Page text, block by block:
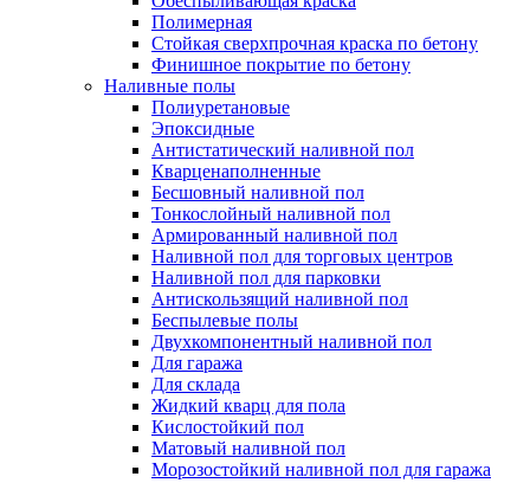
Полимерная
Стойкая сверхпрочная краска по бетону
Финишное покрытие по бетону
Наливные полы
Полиуретановые
Эпоксидные
Антистатический наливной пол
Кварценаполненные
Бесшовный наливной пол
Тонкослойный наливной пол
Армированный наливной пол
Наливной пол для торговых центров
Наливной пол для парковки
Антискользящий наливной пол
Беспылевые полы
Двухкомпонентный наливной пол
Для гаража
Для склада
Жидкий кварц для пола
Кислостойкий пол
Матовый наливной пол
Морозостойкий наливной пол для гаража